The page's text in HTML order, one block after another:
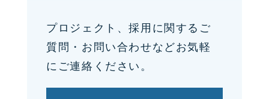
プロジェクト、採用に関するご
質問・お問い合わせなどお気軽
にご連絡ください。